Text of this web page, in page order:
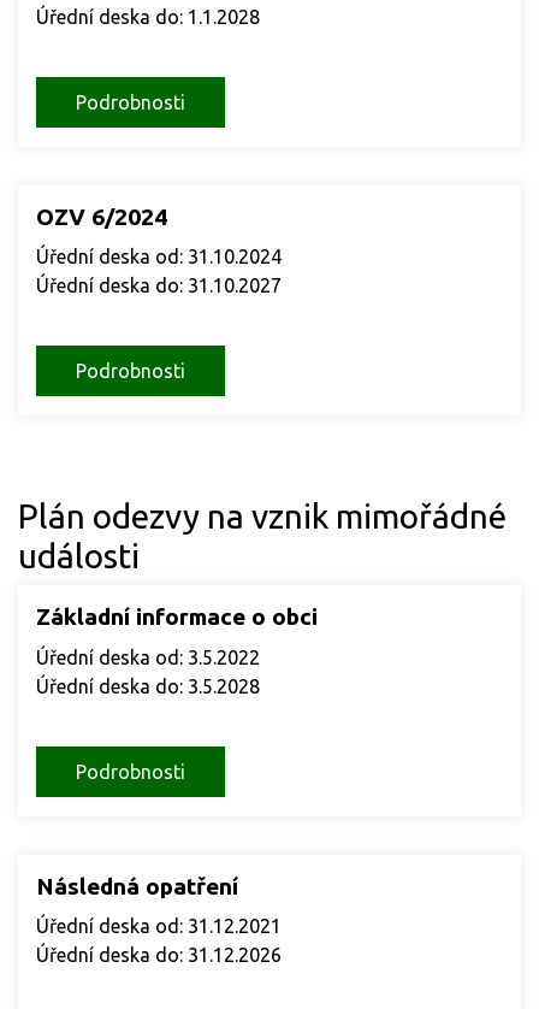
Úřední deska do: 1.1.2028
Podrobnosti
OZV 6/2024
Úřední deska od: 31.10.2024
Úřední deska do: 31.10.2027
Podrobnosti
Plán odezvy na vznik mimořádné
události
Základní informace o obci
Úřední deska od: 3.5.2022
Úřední deska do: 3.5.2028
Podrobnosti
Následná opatření
Úřední deska od: 31.12.2021
Úřední deska do: 31.12.2026